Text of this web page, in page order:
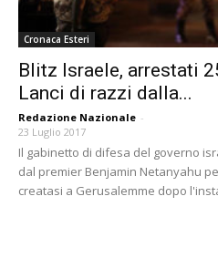
Cronaca Esteri
Blitz Israele, arrestati
Lanci di razzi dalla...
Redazione Nazionale -
23 Luglio 2017
Il gabinetto di difesa del governo
dal premier Benjamin Netanyahu
creatasi a Gerusalemme dopo